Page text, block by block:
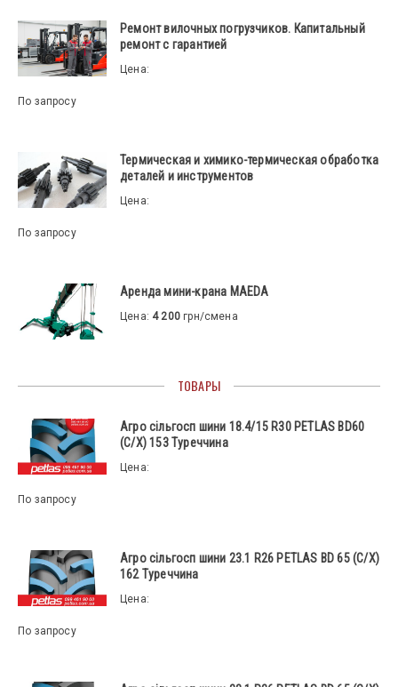
Ремонт вилочных погрузчиков. Капитальный
ремонт с гарантией
Цена:
По запросу
Термическая и химико-термическая обработка
деталей и инструментов
Цена:
По запросу
Аренда мини-крана MAEDA
Цена: 4 200 грн/смена
ТОВАРЫ
Агро сільгосп шини 18.4/15 R30 PETLAS BD60
(С/Х) 153 Туреччина
Цена:
По запросу
Агро сільгосп шини 23.1 R26 PETLAS BD 65 (С/Х)
162 Туреччина
Цена:
По запросу